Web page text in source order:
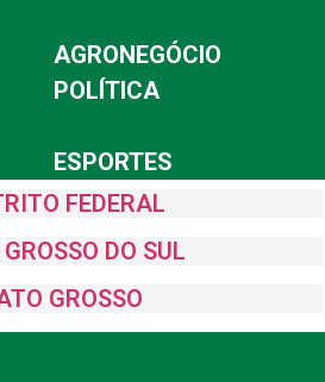
AGRONEGÓCIO
POLÍTICA
ESPORTES
FEDERAL
DO SUL
GROSSO